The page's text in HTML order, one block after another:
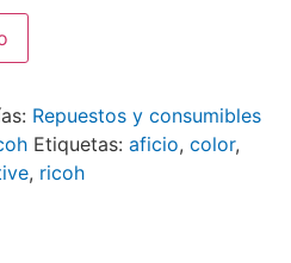
Repuestos y consumibles
Etiquetas: aficio, color,
, ricoh